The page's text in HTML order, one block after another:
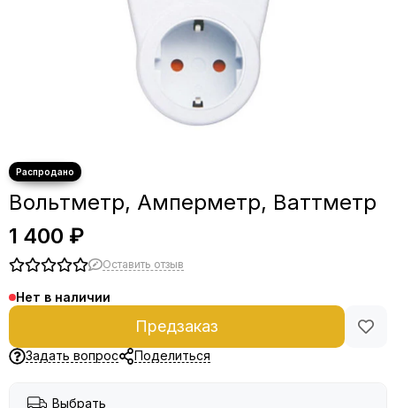
Вольтметр, Амперметр, Ваттметр
1 400 ₽
Оставить отзыв
Нет в наличии
Предзаказ
Задать вопрос Поделиться
Выбрать